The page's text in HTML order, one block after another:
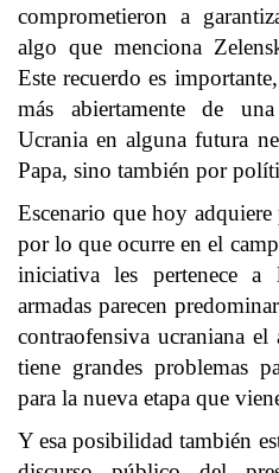
comprometieron a
algo que menciona
Este recuerdo es
más abiertamente de
Ucrania en alguna futura
Papa, sino también por
Escenario que hoy
por lo que ocurre en el
iniciativa les pertenece a
armadas parecen
contraofensiva ucraniana
tiene grandes problemas
para la nueva etapa que
Y esa posibilidad también